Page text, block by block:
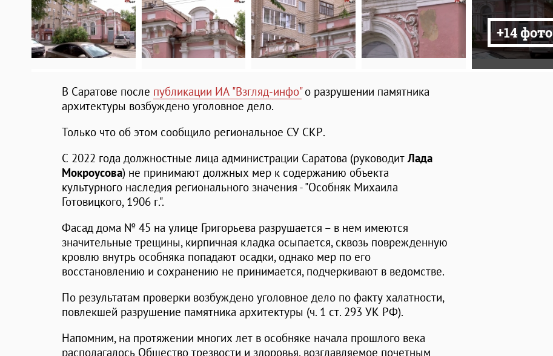
+14 фото
В Саратове после публикации ИА "Взгляд-инфо"о разрушении памятника
архитектуры возбуждено уголовное дело.
Только что об этом сообщило региональное СУ СКР.
С 2022 года должностные лица администрации Саратова (руководитЛада
Мокроусова) не принимают должных мер к содержанию объекта
культурного наследия регионального значения - "Особняк Михаила
Готовицкого, 1906 г.".
Фасад дома № 45 на улице Григорьева разрушается – в нем имеются
значительные трещины, кирпичная кладка осыпается, сквозь поврежденную
кровлю внутрь особняка попадают осадки, однако мер по его
восстановлению и сохранению не принимается, подчеркивают в ведомстве.
По результатам проверки возбуждено уголовное дело по факту халатности,
повлекшей разрушение памятника архитектуры (ч. 1 ст. 293 УК РФ).
Напомним, на протяжении многих лет в особняке начала прошлого века
располагалось Общество трезвости и здоровья, возглавляемое почетным